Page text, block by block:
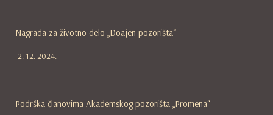
Nagrada za životno delo „Doajen pozorišta“
2. 12. 2024.
Podrška članovima Akademskog pozorišta „Promena“